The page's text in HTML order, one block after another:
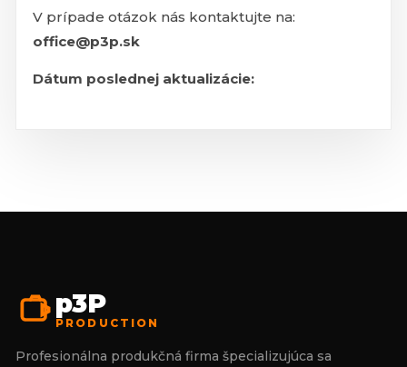
V prípade otázok nás kontaktujte na:
office@p3p.sk
Dátum poslednej aktualizácie:
p3P
PRODUCTION
Profesionálna produkčná firma špecializujúca sa